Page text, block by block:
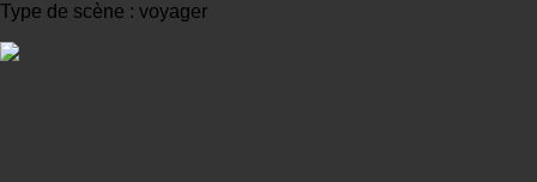
Type de scène : voyager